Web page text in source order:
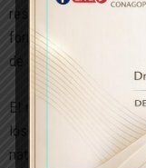
resistencia y
formas de vida
de creación y
El mayor número de
los ámbitos
naturaleza y el